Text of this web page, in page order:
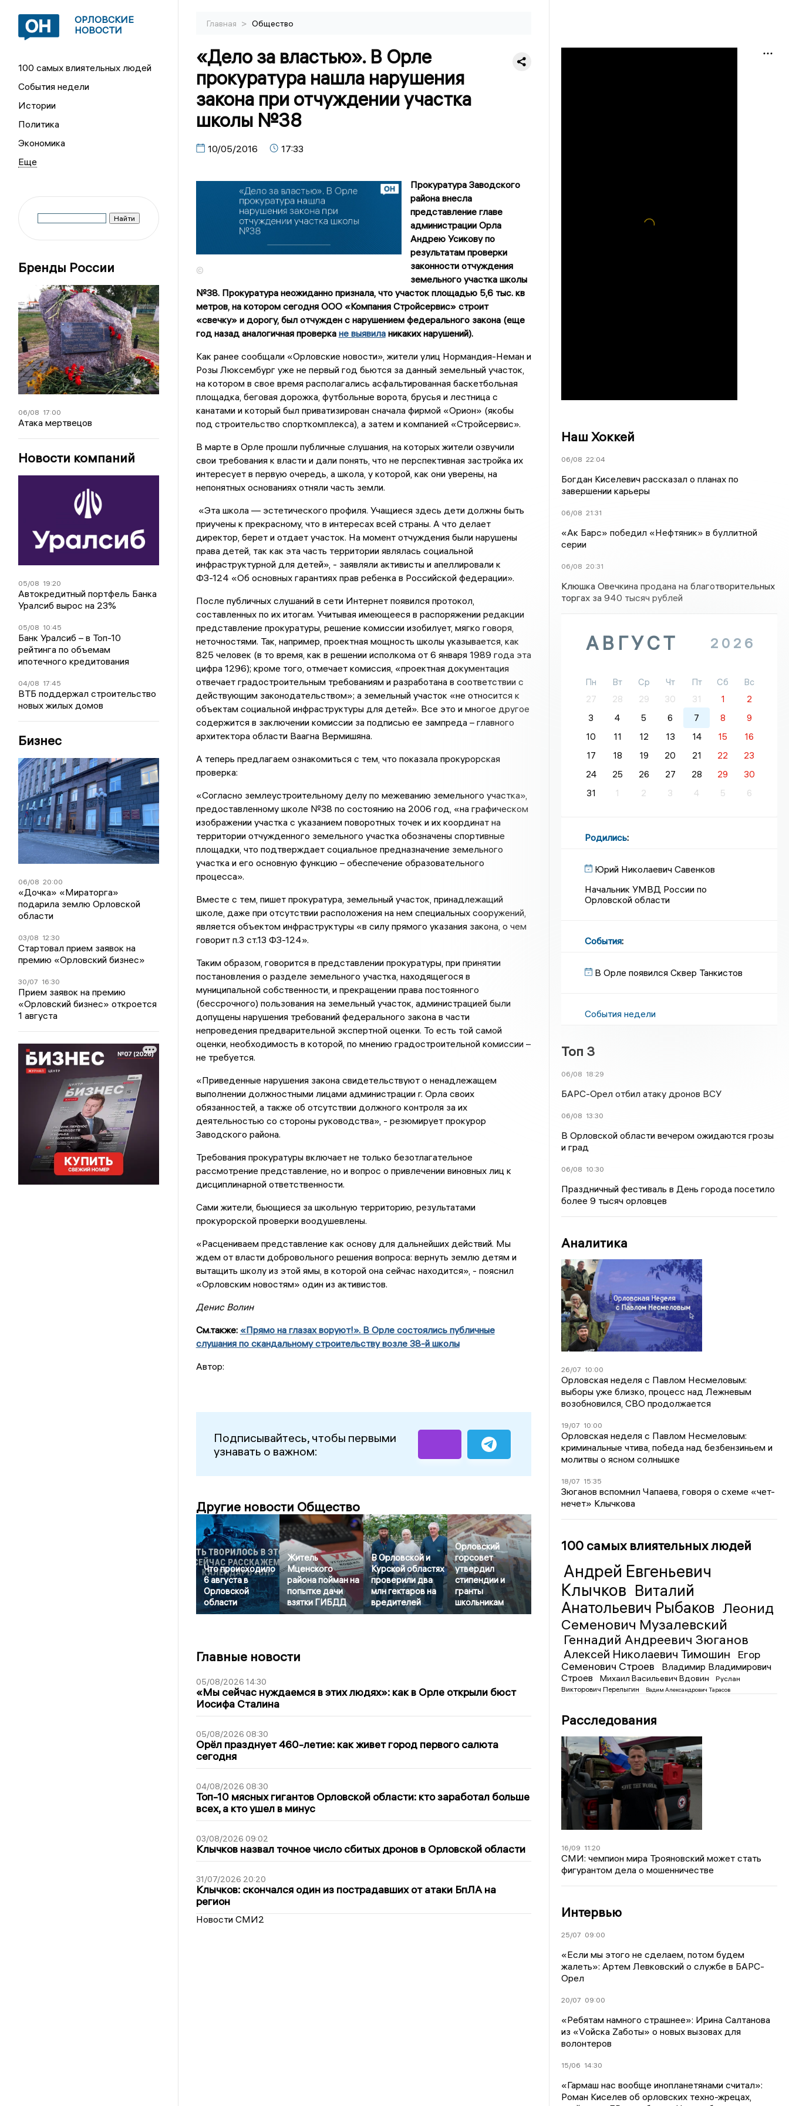
ОРЛОВСКИЕ
НОВОСТИ
100 самых влиятельных людей
События недели
Истории
Политика
Экономика
Бренды России
06/08 17:00
Атака мертвецов
Новости компаний
05/08 19:20
Автокредитный портфель Банка
Уралсиб вырос на 23%
05/08 10:45
Банк Уралсиб – в Топ-10
рейтинга по объемам
ипотечного кредитования
04/08 17:45
ВТБ поддержал строительство
новых жилых домов
Бизнес
06/08 20:00
«Дочка» «Мираторга»
подарила землю Орловской
области
03/08 12:30
Стартовал прием заявок на
премию «Орловский бизнес»
30/07 16:30
Прием заявок на премию
«Орловский бизнес» откроется
1 августа
Главная > Общество
«Дело за властью». В Орле
прокуратура нашла нарушения
закона при отчуждении участка
школы №38
10/05/2016 17:33
©
Прокуратура Заводского
района внесла
представление главе
администрации Орла
Андрею Усикову по
результатам проверки
законности отчуждения
земельного участка школы
№38. Прокуратура неожиданно признала, что участок площадью 5,6 тыс. кв
метров, на котором сегодня ООО «Компания Стройсервис» строит
«свечку» и дорогу, был отчужден с нарушением федерального закона (еще
год назад аналогичная проверка не выявиланикаких нарушений).
Как ранее сообщали «Орловские новости», жители улиц Нормандия-Неман и
Розы Люксембург уже не первый год бьются за данный земельный участок,
на котором в свое время располагались асфальтированная баскетбольная
площадка, беговая дорожка, футбольные ворота, брусья и лестница с
канатами и который был приватизирован сначала фирмой «Орион» (якобы
под строительство спорткомплекса), а затем и компанией «Стройсервис».
В марте в Орле прошли публичные слушания, на которых жители озвучили
свои требования к власти и дали понять, что не перспективная застройка их
интересует в первую очередь, а школа, у которой, как они уверены, на
непонятных основаниях отняли часть земли.
«Эта школа — эстетического профиля. Учащиеся здесь дети должны быть
приучены к прекрасному, что в интересах всей страны. А что делает
директор, берет и отдает участок. На момент отчуждения были нарушены
права детей, так как эта часть территории являлась социальной
инфраструктурной для детей», - заявляли активисты и апеллировали к
ФЗ-124 «Об основных гарантиях прав ребенка в Российской федерации».
После публичных слушаний в сети Интернет появился протокол,
составленных по их итогам. Учитывая имеющееся в распоряжении редакции
представление прокуратуры, решение комиссии изобилует, мягко говоря,
неточностями. Так, например, проектная мощность школы указывается, как
825 человек (в то время, как в решении исполкома от 6 января 1989 года эта
цифра 1296); кроме того, отмечает комиссия, «проектная документация
отвечает градостроительным требованиям и разработана в соответствии с
действующим законодательством»; а земельный участок «не относится к
объектам социальной инфраструктуры для детей». Все это и многое другое
содержится в заключении комиссии за подписью ее зампреда – главного
архитектора области Ваагна Вермишяна.
А теперь предлагаем ознакомиться с тем, что показала прокурорская
проверка:
«Согласно землеустроительному делу по межеванию земельного участка»,
предоставленному школе №38 по состоянию на 2006 год, «на графическом
изображении участка с указанием поворотных точек и их координат на
территории отчужденного земельного участка обозначены спортивные
площадки, что подтверждает социальное предназначение земельного
участка и его основную функцию – обеспечение образовательного
процесса».
Вместе с тем, пишет прокуратура, земельный участок, принадлежащий
школе, даже при отсутствии расположения на нем специальных сооружений,
является объектом инфраструктуры «в силу прямого указания закона, о чем
говорит п.3 ст.13 ФЗ-124».
Таким образом, говорится в представлении прокуратуры, при принятии
постановления о разделе земельного участка, находящегося в
муниципальной собственности, и прекращении права постоянного
(бессрочного) пользования на земельный участок, администрацией были
допущены нарушения требований федерального закона в части
непроведения предварительной экспертной оценки. То есть той самой
оценки, необходимость в которой, по мнению градостроительной комиссии –
не требуется.
«Приведенные нарушения закона свидетельствуют о ненадлежащем
выполнении должностными лицами администрации г. Орла своих
обязанностей, а также об отсутствии должного контроля за их
деятельностью со стороны руководства», - резюмирует прокурор
Заводского района.
Требования прокуратуры включает не только безотлагательное
рассмотрение представление, но и вопрос о привлечении виновных лиц к
дисциплинарной ответственности.
Сами жители, бьющиеся за школьную территорию, результатами
прокурорской проверки воодушевлены.
«Расцениваем представление как основу для дальнейших действий. Мы
ждем от власти добровольного решения вопроса: вернуть землю детям и
вытащить школу из этой ямы, в которой она сейчас находится», - пояснил
«Орловским новостям» один из активистов.
Денис Волин
См.также: «Прямо на глазах воруют!». В Орле состоялись публичные
слушания по скандальному строительству возле 38-й школы
Автор:
Подписывайтесь, чтобы первыми
узнавать о важном:
Другие новости Общество
Что происходило
6 августа в
Орловской
области
Житель
Мценского
района пойман на
попытке дачи
взятки ГИБДД
В Орловской и
Курской областях
проверили два
млн гектаров на
вредителей
Орловский
горсовет
утвердил
стипендии и
гранты
школьникам
Главные новости
05/08/2026 14:30
«Мы сейчас нуждаемся в этих людях»: как в Орле открыли бюст
Иосифа Сталина
05/08/2026 08:30
Орёл празднует 460-летие: как живет город первого салюта
сегодня
04/08/2026 08:30
Топ-10 мясных гигантов Орловской области: кто заработал больше
всех, а кто ушел в минус
03/08/2026 09:02
Клычков назвал точное число сбитых дронов в Орловской области
31/07/2026 20:20
Клычков: скончался один из пострадавших от атаки БпЛА на
регион
Новости СМИ2
Наш Хоккей
06/08 22:04
Богдан Киселевич рассказал о планах по
завершении карьеры
06/08 21:31
«Ак Барс» победил «Нефтяник» в буллитной
серии
06/08 20:31
Клюшка Овечкина продана на благотворительных
торгах за 940 тысяч рублей
АВГУСТ 2026
Пн Вт Ср Чт Пт Сб
Вс
27
28 29 30 31 1
2
3
4 5 6 7 8
9
10
11 12 13 14 15
16
17
18 19 20 21 22
23
24
25 26 27 28 29
30
31
1 2 3 4 5 6
Родились:
Юрий Николаевич Савенков
Начальник УМВД России по
Орловской области
События:
В Орле появился Сквер Танкистов
События недели
Топ 3
06/08 18:29
БАРС-Орел отбил атаку дронов ВСУ
06/08 13:30
В Орловской области вечером ожидаются грозы
и град
06/08 10:30
Праздничный фестиваль в День города посетило
более 9 тысяч орловцев
Аналитика
26/07 10:00
Орловская неделя с Павлом Несмеловым:
выборы уже близко, процесс над Лежневым
возобновился, СВО продолжается
19/07 10:00
Орловская неделя с Павлом Несмеловым:
криминальные чтива, победа над безбензиньем и
молитвы о ясном солнышке
18/07 15:35
Зюганов вспомнил Чапаева, говоря о схеме «чет-
нечет» Клычкова
100 самых влиятельных людей
Андрей Евгеньевич
Клычков Виталий
Анатольевич Рыбаков Леонид
Семенович Музалевский
Геннадий Андреевич Зюганов
Алексей Николаевич Тимошин
Егор
Семенович Строев
Владимир Владимирович
Строев
Михаил Васильевич Вдовин
Руслан
Викторович Перелыгин
Вадим Александрович Тарасов
Расследования
16/09 11:20
СМИ: чемпион мира Трояновский может стать
фигурантом дела о мошенничестве
Интервью
25/07 09:00
«Если мы этого не сделаем, потом будем
жалеть»: Артем Левковский о службе в БАРС-
Орел
20/07 09:00
«Ребятам намного страшнее»: Ирина Салтанова
из «Vойска Zаботы» о новых вызовах для
волонтеров
15/06 14:30
«Гармаш нас вообще инопланетянами считал»:
Роман Киселев об орловских техно-жрецах,